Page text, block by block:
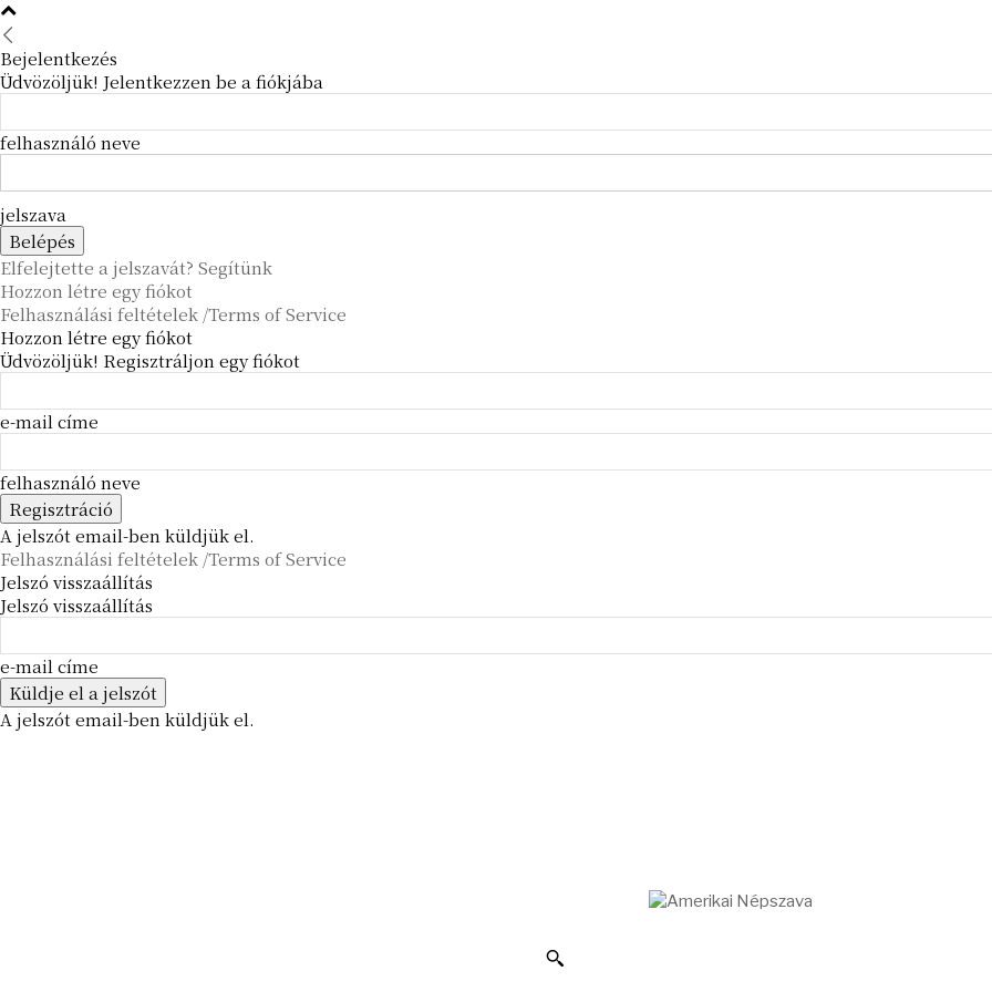
Bejelentkezés
Üdvözöljük! Jelentkezzen be a fiókjába
felhasználó neve
jelszava
Elfelejtette a jelszavát? Segítünk
Hozzon létre egy fiókot
Felhasználási feltételek /Terms of Service
Hozzon létre egy fiókot
Üdvözöljük! Regisztráljon egy fiókot
e-mail címe
felhasználó neve
A jelszót email-ben küldjük el.
Felhasználási feltételek /Terms of Service
Jelszó visszaállítás
Jelszó visszaállítás
e-mail címe
A jelszót email-ben küldjük el.